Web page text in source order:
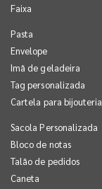
Faixa
Pasta
Envelope
Imã de geladeira
Tag personalizada
Cartela para bijouteria
Sacola Personalizada
Bloco de notas
Talão de pedidos
Caneta